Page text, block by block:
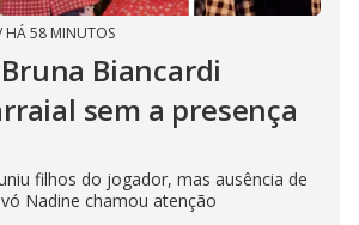
HÁ 58 MINUTOS
Biancardi
sem a presença
filhos do jogador, mas ausência de
Nadine chamou atenção